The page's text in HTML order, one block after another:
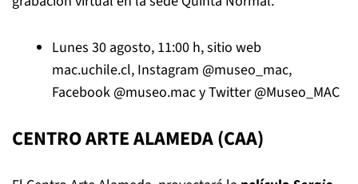
Lunes 30 agosto, 11:00 h, sitio web
mac.uchile.cl, Instagram @museo_mac,
Facebook @museo.macy Twitter@Museo_MAC
CENTRO ARTE ALAMEDA (CAA)